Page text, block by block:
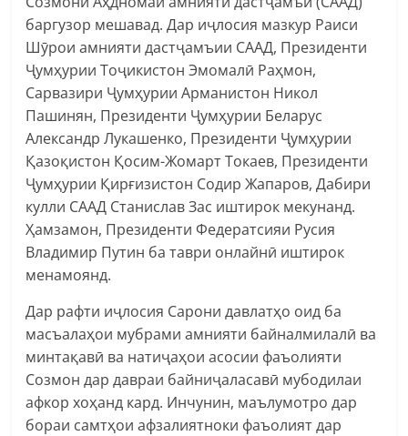
баргузор мешавад. Дар иҷлосия мазкур Раиси
Шӯрои амнияти дастҷамъии СААД, Президенти
Ҷумҳурии Тоҷикистон Эмомалӣ Раҳмон,
Сарвазири Ҷумҳурии Арманистон Никол
Пашинян, Президенти Ҷумҳурии Беларус
Александр Лукашенко, Президенти Ҷумҳурии
Қазоқистон Қосим-Жомарт Токаев, Президенти
Ҷумҳурии Қирғизистон Содир Жапаров, Дабири
кулли СААД Станислав Зас иштирок мекунанд.
Ҳамзамон, Президенти Федератсияи Русия
Владимир Путин ба таври онлайнӣ иштирок
менамоянд.
Дар рафти иҷлосия Сарони давлатҳо оид ба
масъалаҳои мубрами амнияти байналмилалӣ ва
минтақавӣ ва натиҷаҳои асосии фаъолияти
Созмон дар давраи байниҷаласавӣ мубодилаи
афкор хоҳанд кард. Инчунин, маълумотро дар
бораи самтҳои афзалиятноки фаъолият дар